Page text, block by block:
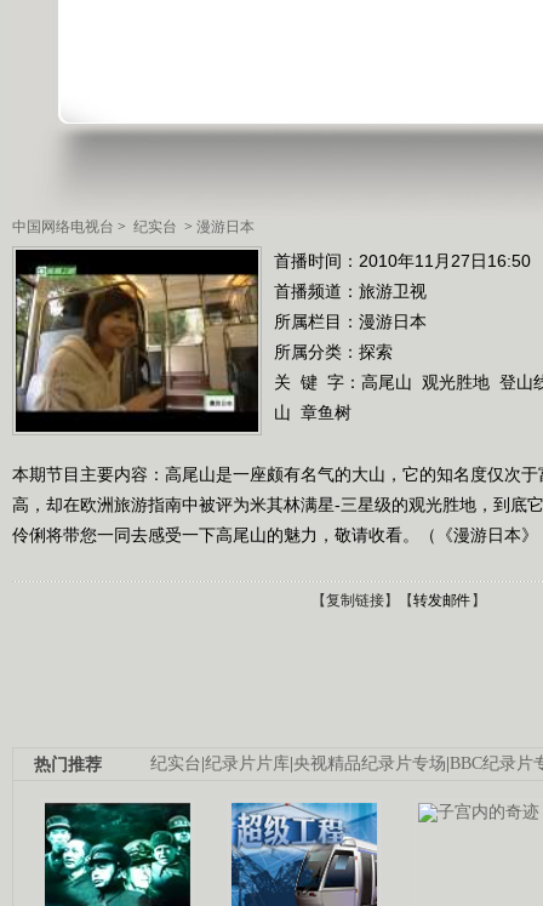
中国网络电视台 > 纪实台 > 漫游日本
首播时间：2010年11月27日16:50
首播频道： 旅游卫视
所属栏目： 漫游日本
所属分类：探索
关 键 字： 高尾山 观光胜地 登山
山 章鱼树
本期节目主要内容：高尾山是一座颇有名气的大山，它的知名度仅次
高，却在欧洲旅游指南中被评为米其林满星-三星级的观光胜地，到底
伶俐将带您一同去感受一下高尾山的魅力，敬请收看。（《漫游日本
【复制链接】【转发邮件 】
纪实台 纪录片片库 央视精品纪录片专场 BBC纪录片
热门推荐